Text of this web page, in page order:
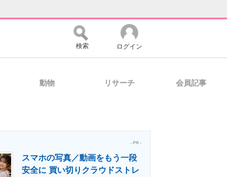
マーケ×ITの今がよく分かる
検索 ログイン
動物 リサーチ 会員記事
- PR -
スマホの写真／動画をもう一段
安全に 買い切りクラウドストレ